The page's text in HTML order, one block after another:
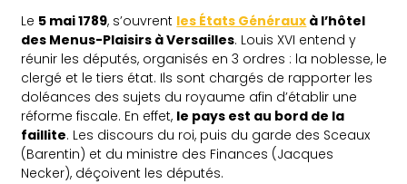
Le 5 mai 1789, s’ouvrent les États Généraux à l’hôtel
des Menus-Plaisirs à Versailles. Louis XVI entend y
réunir les députés, organisés en 3 ordres : la noblesse, le
clergé et le tiers état. Ils sont chargés de rapporter les
doléances des sujets du royaume afin d’établir une
réforme fiscale. En effet, le pays est au bord de la
faillite. Les discours du roi, puis du garde des Sceaux
(Barentin) et du ministre des Finances (Jacques
Necker), déçoivent les députés.